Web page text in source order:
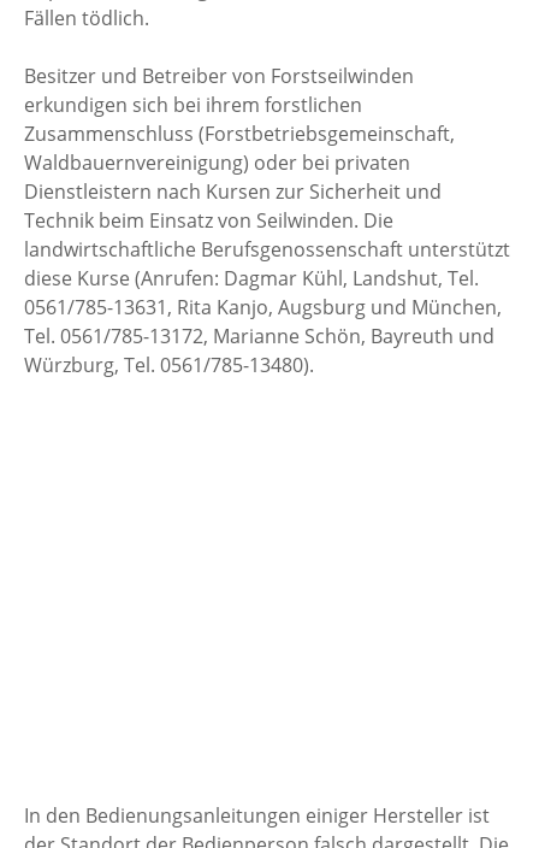
Fällen tödlich.
Besitzer und Betreiber von Forstseilwinden
erkundigen sich bei ihrem forstlichen
Zusammenschluss (Forstbetriebsgemeinschaft,
Waldbauernvereinigung) oder bei privaten
Dienstleistern nach Kursen zur Sicherheit und
Technik beim Einsatz von Seilwinden. Die
landwirtschaftliche Berufsgenossenschaft unterstützt
diese Kurse (Anrufen: Dagmar Kühl, Landshut, Tel.
0561/785-13631, Rita Kanjo, Augsburg und München,
Tel. 0561/785-13172, Marianne Schön, Bayreuth und
Würzburg, Tel. 0561/785-13480).
In den Bedienungsanleitungen einiger Hersteller ist